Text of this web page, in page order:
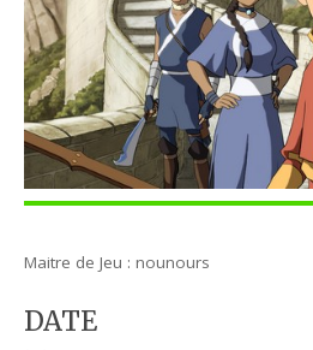
Maitre de Jeu : nounours
DATE